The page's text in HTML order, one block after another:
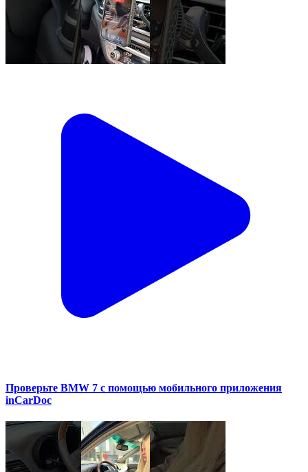
Проверьте BMW 7 с помощью мобильного приложения
inCarDoc